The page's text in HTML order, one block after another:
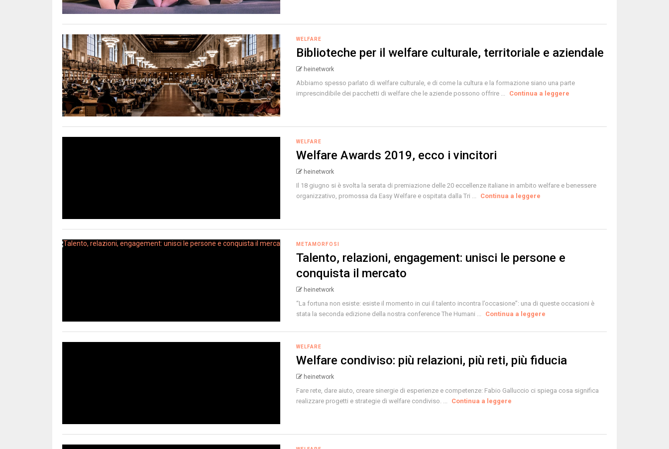
WELFARE
Biblioteche per il welfare culturale, territoriale e aziendale
heinetwork
Abbiamo spesso parlato di welfare culturale, e di come la cultura e la formazione siano una parte
imprescindibile dei pacchetti di welfare che le aziende possono offrire ...
Continua a leggere
WELFARE
Welfare Awards 2019, ecco i vincitori
heinetwork
Il 18 giugno si è svolta la serata di premiazione delle 20 eccellenze italiane in ambito welfare e benessere
organizzativo, promossa da Easy Welfare e ospitata dalla Tri ...
Continua a leggere
METAMORFOSI
Talento, relazioni, engagement: unisci le persone e
conquista il mercato
heinetwork
“La fortuna non esiste: esiste il momento in cui il talento incontra l’occasione”: una di queste occasioni è
stata la seconda edizione della nostra conference The Humani ...
Continua a leggere
WELFARE
Welfare condiviso: più relazioni, più reti, più fiducia
heinetwork
Fare rete, dare aiuto, creare sinergie di esperienze e competenze: Fabio Galluccio ci spiega cosa significa
realizzare progetti e strategie di welfare condiviso. ...
Continua a leggere